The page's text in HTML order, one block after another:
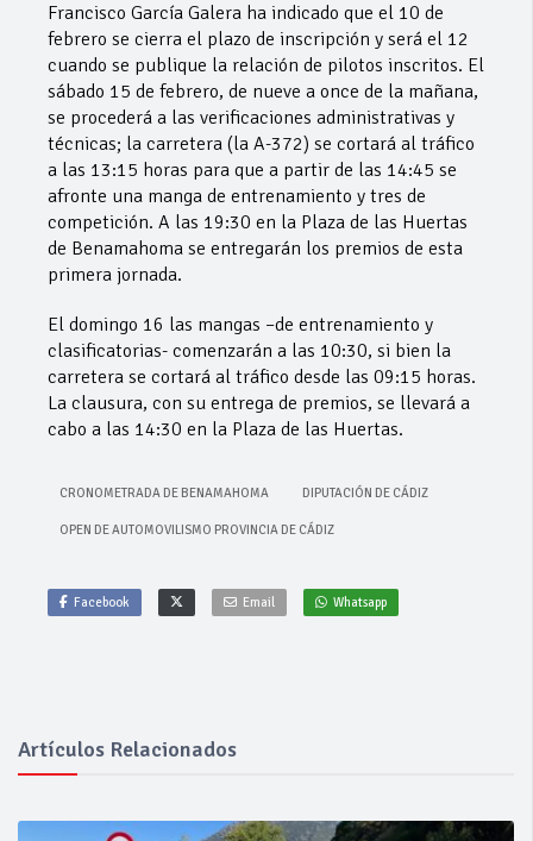
Francisco García Galera ha indicado que el 10 de
febrero se cierra el plazo de inscripción y será el 12
cuando se publique la relación de pilotos inscritos. El
sábado 15 de febrero, de nueve a once de la mañana,
se procederá a las verificaciones administrativas y
técnicas; la carretera (la A-372) se cortará al tráfico
a las 13:15 horas para que a partir de las 14:45 se
afronte una manga de entrenamiento y tres de
competición. A las 19:30 en la Plaza de las Huertas
de Benamahoma se entregarán los premios de esta
primera jornada.
El domingo 16 las mangas –de entrenamiento y
clasificatorias- comenzarán a las 10:30, si bien la
carretera se cortará al tráfico desde las 09:15 horas.
La clausura, con su entrega de premios, se llevará a
cabo a las 14:30 en la Plaza de las Huertas.
CRONOMETRADA DE BENAMAHOMA DIPUTACIÓN DE CÁDIZ
OPEN DE AUTOMOVILISMO PROVINCIA DE CÁDIZ
Facebook Email Whatsapp
Artículos Relacionados